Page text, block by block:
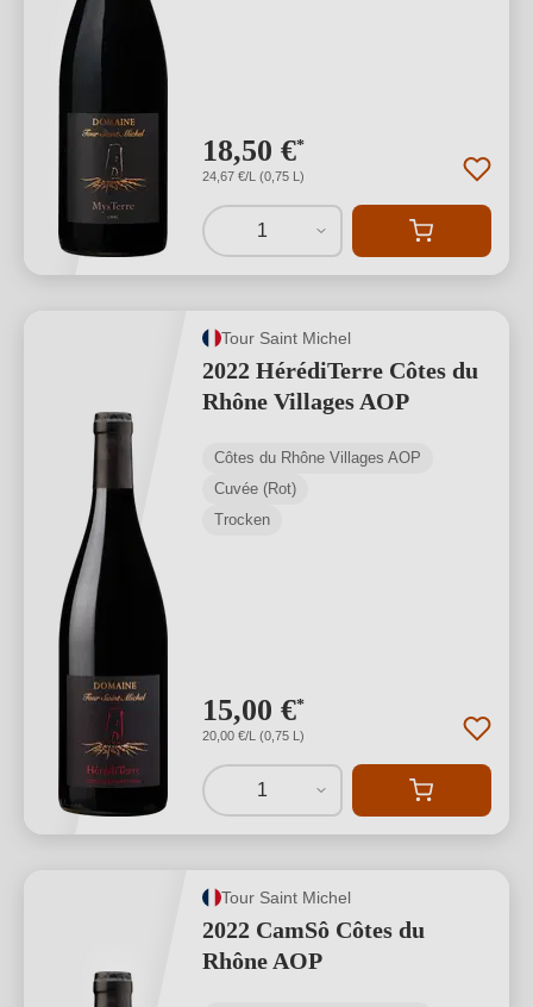
18,50 €*
24,67 €/L (0,75 L)
1
Tour Saint Michel
2022 HérédiTerre Côtes du
Rhône Villages AOP
Côtes du Rhône Villages AOP
Cuvée (Rot)
Trocken
15,00 €*
20,00 €/L (0,75 L)
1
Tour Saint Michel
2022 CamSô Côtes du
Rhône AOP